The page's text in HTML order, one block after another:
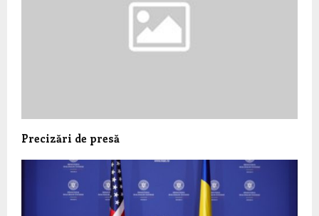
Precizări de presă